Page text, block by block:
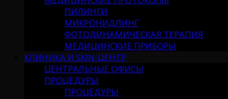
ПИЛИНГИ
МИКРОНИДЛИНГ
ФОТОДИНАМИЧЕСКАЯ ТЕРАПИЯ
МЕДИЦИНСКИЕ ПРИБОРЫ
КЛИНИКА И SKIN-ЦЕНТР
ЦЕНТРАЛЬНЫЕ ОФИСЫ
ПРОЦЕДУРЫ
ПРОЦЕДУРЫ